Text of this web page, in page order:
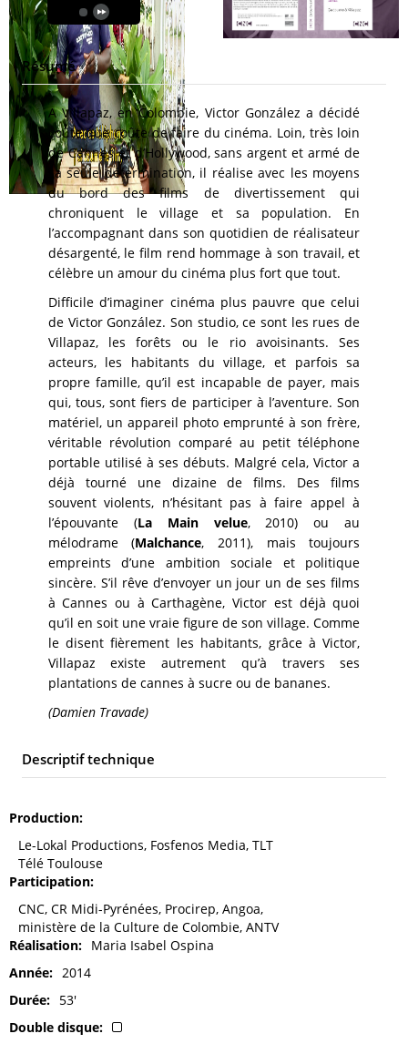
Résumé
A Villapaz, en Colombie, Victor González a décidé
coûte que coûte de faire du cinéma. Loin, très loin
de Cannes et d’Hollywood, sans argent et armé de
sa seule détermination, il réalise avec les moyens
du bord des films de divertissement qui
chroniquent le village et sa population. En
l’accompagnant dans son quotidien de réalisateur
désargenté, le film rend hommage à son travail, et
célèbre un amour du cinéma plus fort que tout.
Difficile d’imaginer cinéma plus pauvre que celui
de Victor González. Son studio, ce sont les rues de
Villapaz, les forêts ou le rio avoisinants. Ses
acteurs, les habitants du village, et parfois sa
propre famille, qu’il est incapable de payer, mais
qui, tous, sont fiers de participer à l’aventure. Son
matériel, un appareil photo emprunté à son frère,
véritable révolution comparé au petit téléphone
portable utilisé à ses débuts. Malgré cela, Victor a
déjà tourné une dizaine de films. Des films
souvent violents, n’hésitant pas à faire appel à
l’épouvante (La Main velue, 2010) ou au
mélodrame (Malchance, 2011), mais toujours
empreints d’une ambition sociale et politique
sincère. S’il rêve d’envoyer un jour un de ses films
à Cannes ou à Carthagène, Victor est déjà quoi
qu’il en soit une vraie figure de son village. Comme
le disent fièrement les habitants, grâce à Victor,
Villapaz existe autrement qu’à travers ses
plantations de cannes à sucre ou de bananes.
(Damien Travade)
Descriptif technique
Production
Le-Lokal Productions, Fosfenos Media, TLT
Télé Toulouse
Participation
CNC, CR Midi-Pyrénées, Procirep, Angoa,
ministère de la Culture de Colombie, ANTV
Réalisation
Maria Isabel Ospina
Année
2014
Durée
53'
Double disque